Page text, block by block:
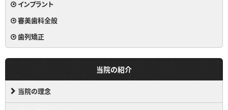
インプラント
審美歯科全般
歯列矯正
当院の紹介
当院の理念